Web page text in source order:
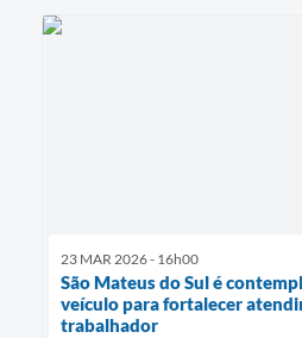
23 MAR 2026 - 16h00
São Mateus do Sul é
veículo para fortalecer
trabalhador